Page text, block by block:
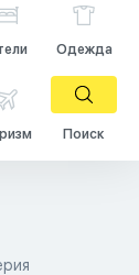
Одежда
Поиск